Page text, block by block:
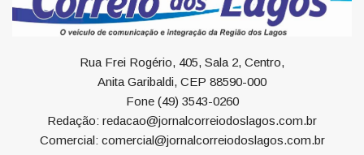
Rua Frei Rogério, 405, Sala 2, Centro,
Anita Garibaldi, CEP 88590-000
Fone (49) 3543-0260
Redação: redacao@jornalcorreiodoslagos.com.br
Comercial: comercial@jornalcorreiodoslagos.com.br